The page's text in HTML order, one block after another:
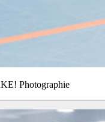
Photographie